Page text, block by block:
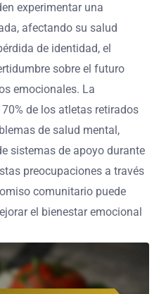
experimentar una
afectando su salud
de identidad, el
sobre el futuro
emocionales. La
de los atletas retirados
de salud mental,
sistemas de apoyo durante
preocupaciones a través
comunitario puede
el bienestar emocional